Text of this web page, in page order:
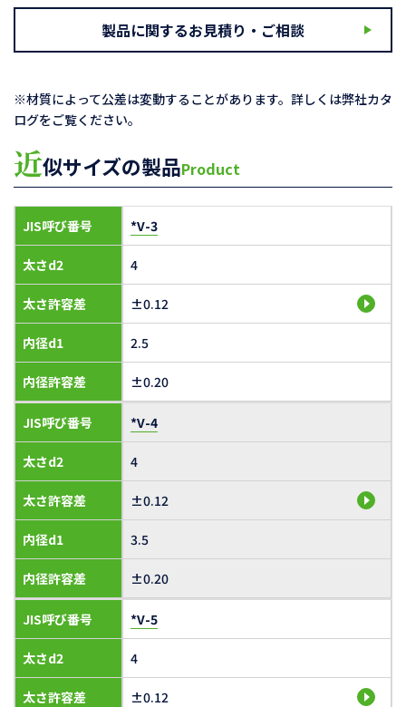
製品に関するお見積り・ご相談
※材質によって公差は変動することがあります。詳しくは弊社カタ
ログをご覧ください。
近似サイズの製品Product
JIS呼び番号
太さd2
太さ許容差
内径d1
内径許容差
*V-3
4
±0.12
2.5
±0.20
JIS呼び番号
太さd2
太さ許容差
内径d1
内径許容差
*V-4
4
±0.12
3.5
±0.20
JIS呼び番号
太さd2
太さ許容差
*V-5
4
±0.12